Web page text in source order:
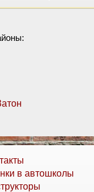
в автошколы